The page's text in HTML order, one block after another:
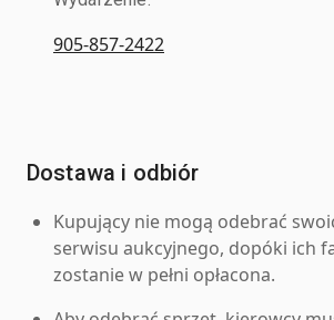
905-857-2422
Dostawa i odbiór
Kupujący nie mogą odebrać
serwisu aukcyjnego, dopóki ich
zostanie w pełni opłacona.